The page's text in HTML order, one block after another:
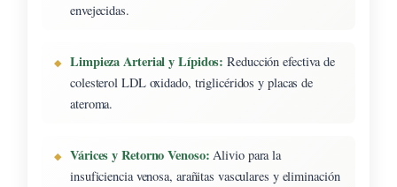
envejecidas.
Limpieza Arterial y Lípidos: Reducción efectiva de
colesterol LDL oxidado, triglicéridos y placas de
ateroma.
Várices y Retorno Venoso: Alivio para la
insuficiencia venosa, arañitas vasculares y eliminación